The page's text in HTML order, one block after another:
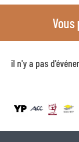
il n'y a pas